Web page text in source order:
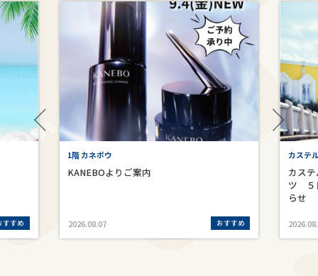
すすめ
1階 カネボウ
KANEBOよりご案内
2026.08.07 おすすめ
カステ
カス
ツ ５
らせ